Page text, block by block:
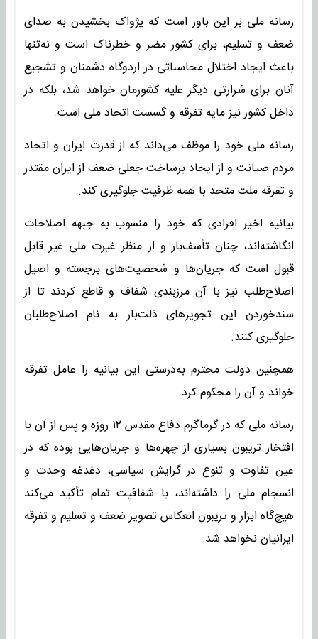
رسانه ملی بر این باور است که پژواک بخشیدن به صدای
ضعف و تسلیم، برای کشور مضر و خطرناک است و نه‌تنها
باعث ایجاد اختلال محاسباتی در اردوگاه دشمنان و تشجیع
آنان برای شرارتی دیگر علیه کشورمان خواهد شد، بلکه در
داخل کشور نیز مایه تفرقه و گسست اتحاد ملی است.
رسانه ملی خود را موظف می‌داند که از قدرت ایران و اتحاد
مردم صیانت و از ایجاد برساخت جعلی ضعف از ایران مقتدر
و تفرقه ملت متحد با همه ظرفیت جلوگیری کند.
بیانیه اخیر افرادی که خود را منسوب به جبهه اصلاحات
انگاشته‌اند، چنان تأسف‌بار و از منظر غیرت ملی غیر قابل
قبول است که جریان‌ها و شخصیت‌های برجسته و اصیل
اصلاح‌طلب نیز با آن مرزبندی شفاف و قاطع کردند تا از
سندخوردن این تجویزهای ذلت‌بار به نام اصلاح‌طلبان
جلوگیری کنند.
همچنین دولت محترم به‌درستی این بیانیه را عامل تفرقه
خواند و آن را محکوم کرد.
رسانه ملی که در گرماگرم دفاع مقدس ۱۲ روزه و پس از آن با
افتخار تریبون بسیاری از چهره‌ها و جریان‌هایی بوده که در
عین تفاوت و تنوع در گرایش سیاسی، دغدغه وحدت و
انسجام ملی را داشته‌اند، با شفافیت تمام تأکید می‌کند
هیچ‌گاه ابزار و تریبون انعکاس تصویر ضعف و تسلیم و تفرقه
ایرانیان نخواهد شد.